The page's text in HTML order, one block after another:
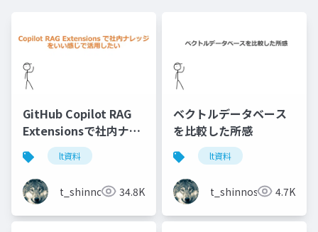
GitHub Copilot RAG
Extensionsで社内ナレ
ッジをいい感じで活用
したい
lt資料
t_shinnosuke34.8K
ベクトルデータベース
を比較した所感
lt資料
t_shinnosuke 4.7K